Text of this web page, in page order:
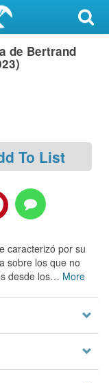
de Bertrand
To List
caracterizó por su
sobre los que no
desde los… More